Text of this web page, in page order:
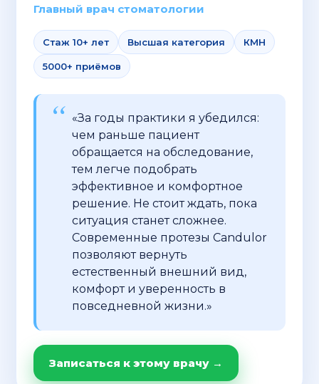
Главный врач стоматологии
Стаж 10+ лет Высшая категория КМН
5000+ приёмов
«За годы практики я убедился:
чем раньше пациент
обращается на обследование,
тем легче подобрать
эффективное и комфортное
решение. Не стоит ждать, пока
ситуация станет сложнее.
Современные протезы Candulor
позволяют вернуть
естественный внешний вид,
комфорт и уверенность в
повседневной жизни.»
Записаться к этому врачу →